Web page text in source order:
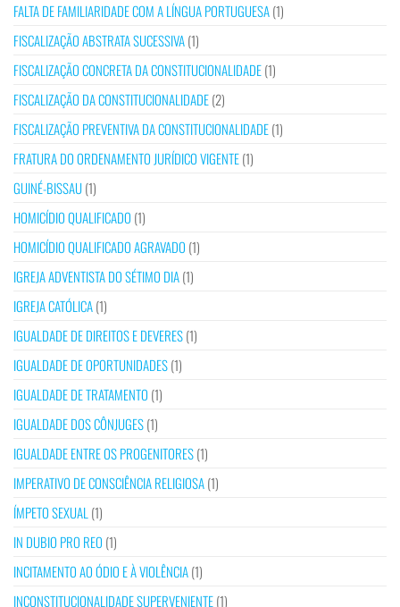
FALTA DE FAMILIARIDADE COM A LÍNGUA PORTUGUESA(1)
FISCALIZAÇÃO ABSTRATA SUCESSIVA(1)
FISCALIZAÇÃO CONCRETA DA CONSTITUCIONALIDADE(1)
FISCALIZAÇÃO DA CONSTITUCIONALIDADE(2)
FISCALIZAÇÃO PREVENTIVA DA CONSTITUCIONALIDADE(1)
FRATURA DO ORDENAMENTO JURÍDICO VIGENTE(1)
GUINÉ-BISSAU(1)
HOMICÍDIO QUALIFICADO (1)
HOMICÍDIO QUALIFICADO AGRAVADO (1)
IGREJA ADVENTISTA DO SÉTIMO DIA(1)
IGREJA CATÓLICA(1)
IGUALDADE DE DIREITOS E DEVERES(1)
IGUALDADE DE OPORTUNIDADES(1)
IGUALDADE DE TRATAMENTO (1)
IGUALDADE DOS CÔNJUGES(1)
IGUALDADE ENTRE OS PROGENITORES(1)
IMPERATIVO DE CONSCIÊNCIA RELIGIOSA(1)
ÍMPETO SEXUAL (1)
IN DUBIO PRO REO (1)
INCITAMENTO AO ÓDIO E À VIOLÊNCIA(1)
INCONSTITUCIONALIDADE SUPERVENIENTE(1)